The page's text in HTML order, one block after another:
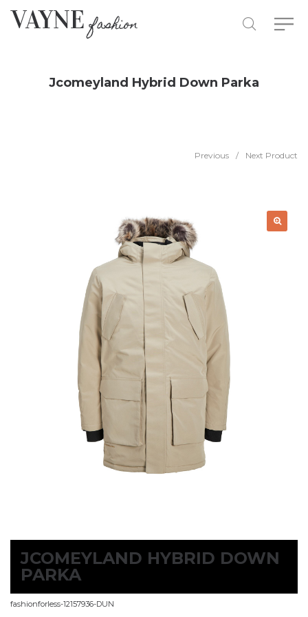
Jcomeyland Hybrid Down Parka
Previous / Next Product
JCOMEYLAND HYBRID DOWN
PARKA
fashionforless-12157936-DUN